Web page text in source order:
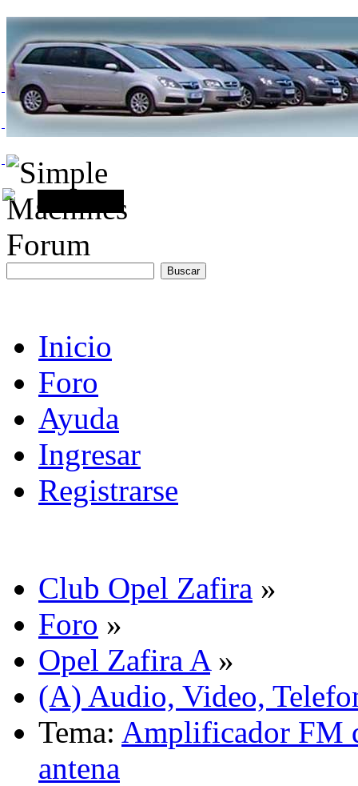
Inicio
Foro
Ayuda
Ingresar
Registrarse
Club Opel Zafira »
Foro »
Opel Zafira A»
(A) Audio, Video,
Tema: Amplificador FM
antena